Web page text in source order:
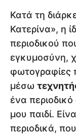
Κατά τη
Κατερίνα», η
περιοδικού
εγκυμοσύνη,
φωτογραφίες
μέσω
ένα περιοδικό
μου παιδί.
περιοδικά,